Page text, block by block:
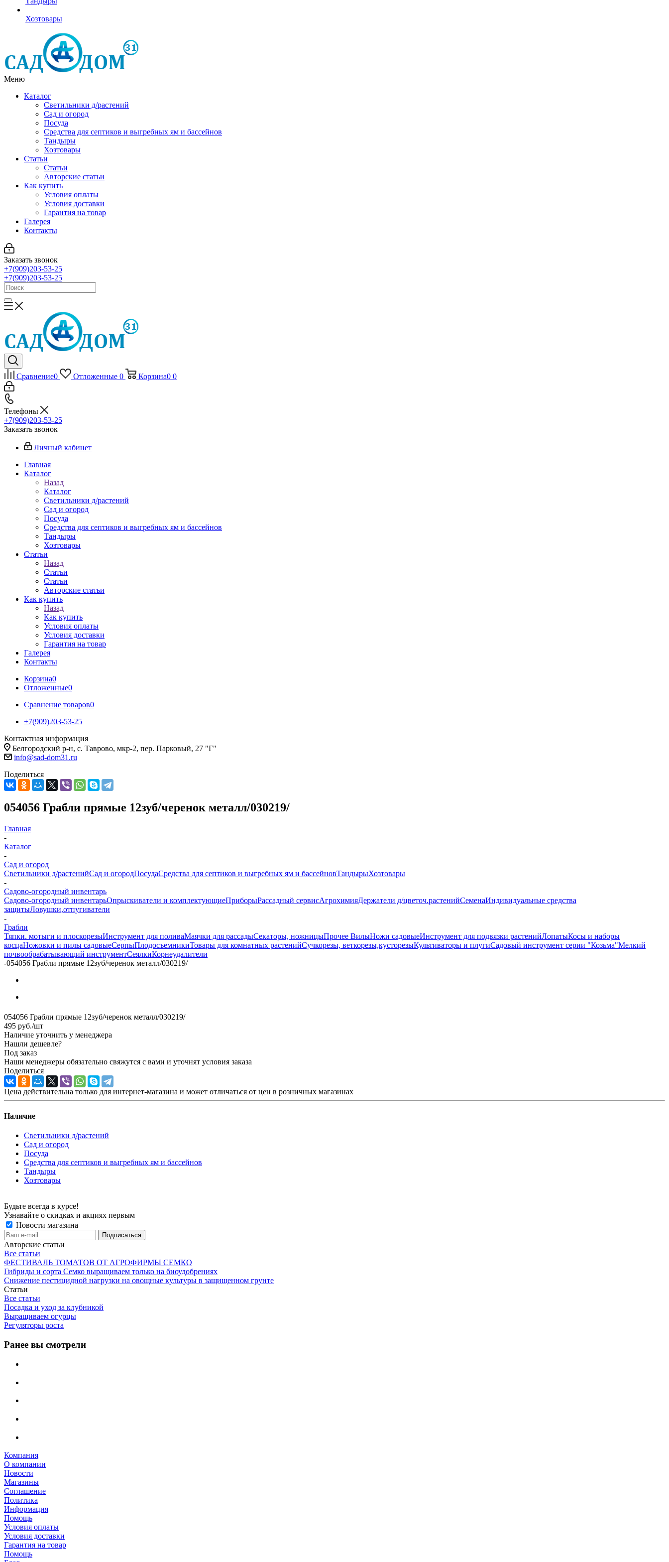
Хозтовары
Меню
Каталог
Светильники д/растений
Сад и огород
Посуда
Средства для септиков и выгребных ям и бассейнов
Тандыры
Хозтовары
Статьи
Статьи
Авторские статьи
Как купить
Условия оплаты
Условия доставки
Гарантия на товар
Галерея
Контакты
Заказать звонок
+7(909)203-53-25
+7(909)203-53-25
Сравнение0 Отложенные 0 Корзина0 0
Телефоны
+7(909)203-53-25
Заказать звонок
Личный кабинет
Главная
Каталог
Назад
Каталог
Светильники д/растений
Сад и огород
Посуда
Средства для септиков и выгребных ям и бассейнов
Тандыры
Хозтовары
Статьи
Назад
Статьи
Статьи
Авторские статьи
Как купить
Назад
Как купить
Условия оплаты
Условия доставки
Гарантия на товар
Галерея
Контакты
Корзина0
Отложенные0
Сравнение товаров0
+7(909)203-53-25
Контактная информация
Белгородский р-н, с. Таврово, мкр-2, пер. Парковый, 27 "Г"
info@sad-dom31.ru
Поделиться
054056 Грабли прямые 12зуб/черенок металл/030219/
Главная
-
Каталог
-
Сад и огород
Светильники д/растенийСад и огородПосудаСредства для септиков и выгребных ям и бассейновТандырыХозтовары
-
Садово-огородный инвентарь
Садово-огородный инвентарьОпрыскиватели и комплектующиеПриборыРассадный сервисАгрохимияДержатели д/цветоч.растенийСеменаИндивидуальные средства
защитыЛовушки,отпугиватели
-
Грабли
Тяпки. мотыги и плоскорезыИнструмент для поливаМаячки для рассадыСекаторы, ножницыПрочее ВилыНожи садовыеИнструмент для подвязки растенийЛопатыКосы и наборы
косцаНожовки и пилы садовыеСерпыПлодосъемникиТовары для комнатных растенийСучкорезы, веткорезы,кусторезыКультиваторы и плугиСадовый инструмент серии "Козьма"Мелкий
почвообрабатывающий инструментСеялкиКорнеудалители
-054056 Грабли прямые 12зуб/черенок металл/030219/
054056 Грабли прямые 12зуб/черенок металл/030219/
495 руб./шт
Наличие уточнить у менеджера
Нашли дешевле?
Под заказ
Наши менеджеры обязательно свяжутся с вами и уточнят условия заказа
Поделиться
Цена действительна только для интернет-магазина и может отличаться от цен в розничных магазинах
Наличие
Светильники д/растений
Сад и огород
Посуда
Средства для септиков и выгребных ям и бассейнов
Тандыры
Хозтовары
Будьте всегда в курсе!
Узнавайте о скидках и акциях первым
Новости магазина
Авторские статьи
Все статьи
ФЕСТИВАЛЬ ТОМАТОВ ОТ АГРОФИРМЫ СЕМКО
Гибриды и сорта Семко выращиваем только на биоудобрениях
Снижение пестицидной нагрузки на овощные культуры в защищенном грунте
Статьи
Все статьи
Посадка и уход за клубникой
Выращиваем огурцы
Регуляторы роста
Ранее вы смотрели
Компания
О компании
Новости
Магазины
Соглашение
Политика
Информация
Помощь
Условия оплаты
Условия доставки
Гарантия на товар
Помощь